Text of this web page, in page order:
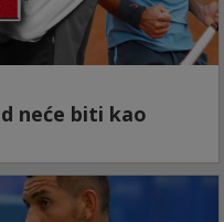
neće biti kao